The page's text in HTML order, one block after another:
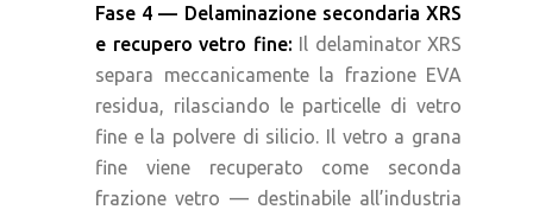
Fase 4 — Delaminazione secondaria XRS
e recupero vetro fine: Il delaminator XRS
separa meccanicamente la frazione EVA
residua, rilasciando le particelle di vetro
fine e la polvere di silicio. Il vetro a grana
fine viene recuperato come seconda
frazione vetro — destinabile all’industria